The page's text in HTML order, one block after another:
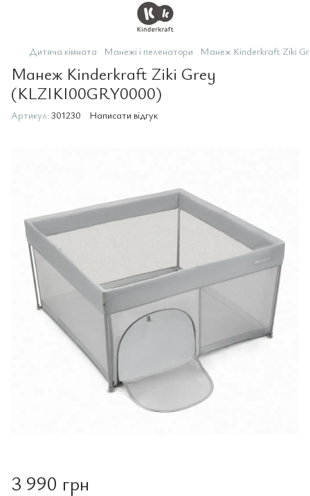
Дитяча кімната Манежі і пеленатори Манеж Kinderkraft Ziki
Манеж Kinderkraft Ziki Grey
(KLZIKI00GRY0000)
Артикул: 301230 Написати відгук
3 990 грн